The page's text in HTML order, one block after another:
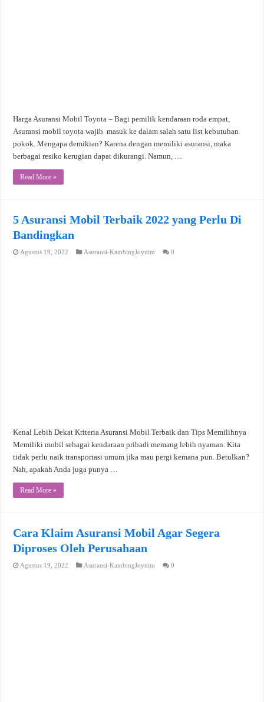
Harga Asuransi Mobil Toyota – Bagi pemilik kendaraan roda empat,
Asuransi mobil toyota wajib masuk ke dalam salah satu list kebutuhan
pokok. Mengapa demikian? Karena dengan memiliki asuransi, maka
berbagai resiko kerugian dapat dikurangi. Namun, …
Read More »
5 Asuransi Mobil Terbaik 2022 yang Perlu Di
Bandingkan
Agustus 19, 2022 Asuransi-KambingJoynim 0
Kenal Lebih Dekat Kriteria Asuransi Mobil Terbaik dan Tips Memilihnya
Memiliki mobil sebagai kendaraan pribadi memang lebih nyaman. Kita
tidak perlu naik transportasi umum jika mau pergi kemana pun. Betulkan?
Nah, apakah Anda juga punya …
Read More »
Cara Klaim Asuransi Mobil Agar Segera
Diproses Oleh Perusahaan
Agustus 19, 2022 Asuransi-KambingJoynim 0